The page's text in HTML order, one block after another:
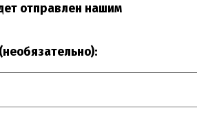
отправлен нашим